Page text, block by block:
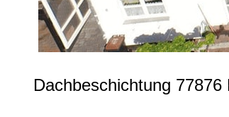
Dachbeschichtung